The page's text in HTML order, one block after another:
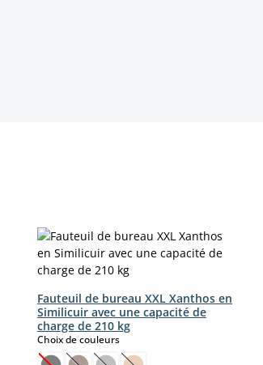
le moment.)
Fauteuil de bureau XXL Xanthos en
Similicuir avec une capacité de
charge de 210 kg
Choix de couleursselect